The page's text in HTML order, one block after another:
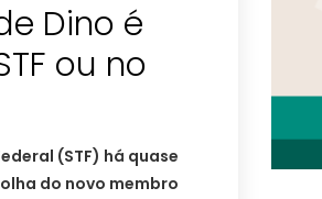
Dino é
ou no
(STF) há quase
do novo membro